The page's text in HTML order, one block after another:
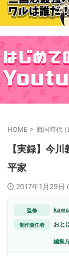
HOME > 戦国時代 (
【実録】今
平家
2017年1月29日
監修
制作責任者 おと
編集